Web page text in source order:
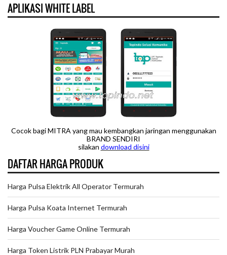
APLIKASI WHITE LABEL
Cocok bagi MITRA yang mau kembangkan jaringan menggunakan
BRAND SENDIRI
silakan download disini
DAFTAR HARGA PRODUK
Harga Pulsa Elektrik All Operator Termurah
Harga Pulsa Koata Internet Termurah
Harga Voucher Game Online Termurah
Harga Token Listrik PLN Prabayar Murah